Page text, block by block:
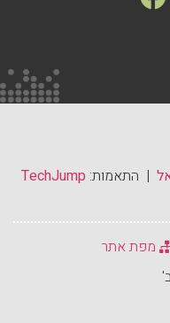
| התאמות: TechJump
מפת אתר